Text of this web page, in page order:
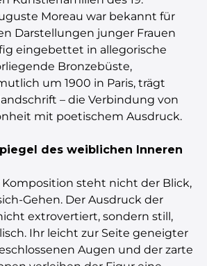
Moreau war bekannt für
Darstellungen junger Frauen
eingebettet in allegorische
Bronzebüste,
um 1900 in Paris, trägt
– die Verbindung von
mit poetischem Ausdruck.
des weiblichen Inneren
steht nicht der Blick,
Gehen. Der Ausdruck der
extrovertiert, sondern still,
Ihr leicht zur Seite geneigter
Augen und der zarte